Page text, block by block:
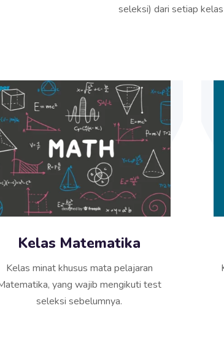
seleksi) dari setiap
Kelas Matematika
Kelas minat khusus mata pelajaran
yang wajib mengikuti test
seleksi sebelumnya.